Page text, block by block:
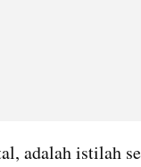
adalah istilah